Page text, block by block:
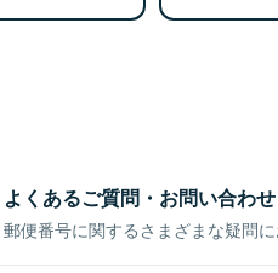
よくあるご質問・お問い合わせ
郵便番号に関するさまざまな疑問に